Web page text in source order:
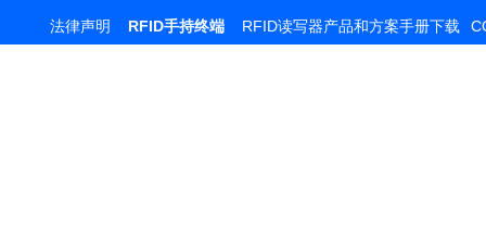
法律声明 RFID手持终端 RFID读写器产品和方案手册下载